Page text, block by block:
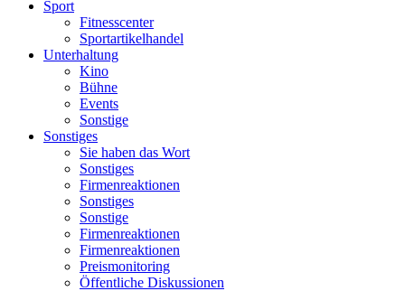
Sport
Fitnesscenter
Sportartikelhandel
Unterhaltung
Kino
Bühne
Events
Sonstige
Sonstiges
Sie haben das Wort
Sonstiges
Firmenreaktionen
Sonstiges
Sonstige
Firmenreaktionen
Firmenreaktionen
Preismonitoring
Öffentliche Diskussionen